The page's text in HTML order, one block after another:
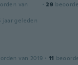
van
· 29
jaar geleden
van 2019 · 11